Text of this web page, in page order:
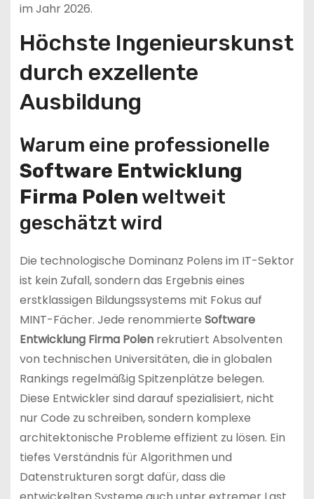
im Jahr 2026.
Höchste Ingenieurskunst
durch exzellente
Ausbildung
Warum eine professionelle
Software Entwicklung
Firma Polen weltweit
geschätzt wird
Die technologische Dominanz Polens im IT-Sektor
ist kein Zufall, sondern das Ergebnis eines
erstklassigen Bildungssystems mit Fokus auf
MINT-Fächer. Jede renommierte Software
Entwicklung Firma Polenrekrutiert Absolventen
von technischen Universitäten, die in globalen
Rankings regelmäßig Spitzenplätze belegen.
Diese Entwickler sind darauf spezialisiert, nicht
nur Code zu schreiben, sondern komplexe
architektonische Probleme effizient zu lösen. Ein
tiefes Verständnis für Algorithmen und
Datenstrukturen sorgt dafür, dass die